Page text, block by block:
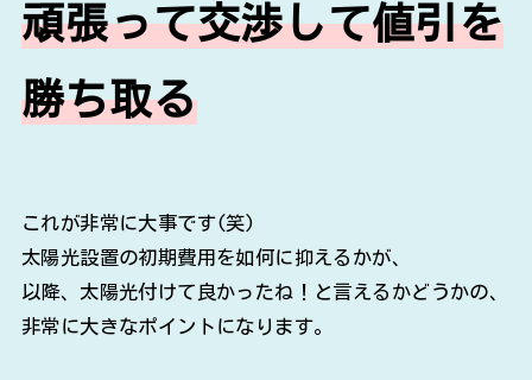
頑張って交渉して値引を
勝ち取る
これが非常に大事です(笑)
太陽光設置の初期費用を如何に抑えるかが、
以降、太陽光付けて良かったね！と言えるかどうかの、
非常に大きなポイントになります。